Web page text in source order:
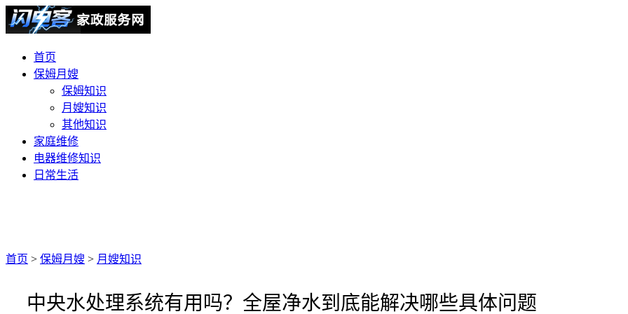
首页
保姆月嫂
保姆知识
月嫂知识
其他知识
家庭维修
电器维修知识
日常生活
首页 > 保姆月嫂 > 月嫂知识
中央水处理系统有用吗？全屋净水到底能解决哪些具体问题